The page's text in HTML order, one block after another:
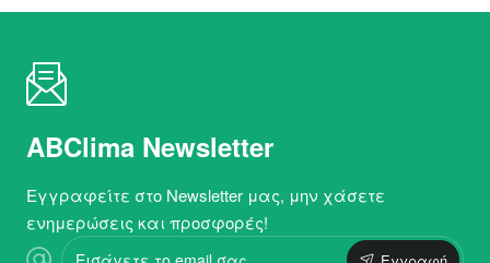
ABClima Newsletter
Εγγραφείτε στο Newsletter μας, μην χάσετε
ενημερώσεις και προσφορές!
Εισάγετε